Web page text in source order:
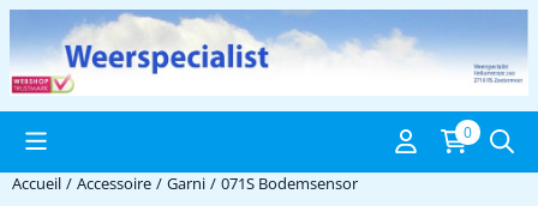
Préférences de cookies disponibles. Choisissez les paramètres
0
Accueil / Accessoire / Garni / 071S Bodemsensor